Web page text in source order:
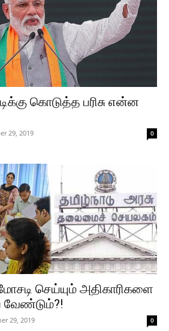
கொடுத்த பரிசு என்ன
29, 2019 0
செய்யும் அதிகாரிகளை
29, 2019 0